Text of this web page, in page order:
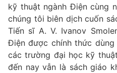
kỹ thuật ngành Điện cùng
chúng tôi biên dịch cuốn
Tiến sĩ A. V. Ivanov
Điện được chính thức
các trường đại học kỹ
đến nay vẫn là sách giáo